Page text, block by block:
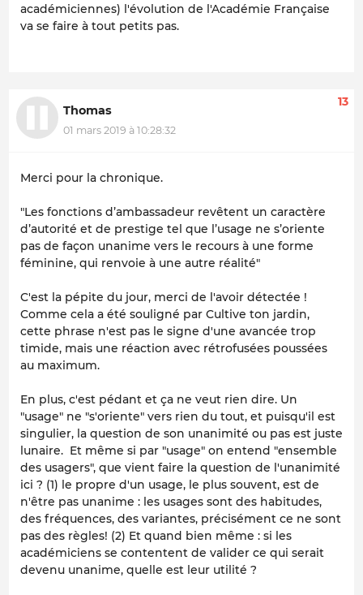
académiciennes) l'évolution de l'Académie Française
va se faire à tout petits pas.
Thomas
01 mars 2019 à 10:28:32
13
Merci pour la chronique.
"Les fonctions d’ambassadeur revêtent un caractère
d’autorité et de prestige tel que l’usage ne s’oriente
pas de façon unanime vers le recours à une forme
féminine, qui renvoie à une autre réalité"
C'est la pépite du jour, merci de l'avoir détectée !
Comme cela a été souligné par Cultive ton jardin,
cette phrase n'est pas le signe d'une avancée trop
timide, mais une réaction avec rétrofusées poussées
au maximum.
En plus, c'est pédant et ça ne veut rien dire. Un
"usage" ne "s'oriente" vers rien du tout, et puisqu'il est
singulier, la question de son unanimité ou pas est juste
lunaire. Et même si par "usage" on entend "ensemble
des usagers", que vient faire la question de l'unanimité
ici ? (1) le propre d'un usage, le plus souvent, est de
n'être pas unanime : les usages sont des habitudes,
des fréquences, des variantes, précisément ce ne sont
pas des règles! (2) Et quand bien même : si les
académiciens se contentent de valider ce qui serait
devenu unanime, quelle est leur utilité ?